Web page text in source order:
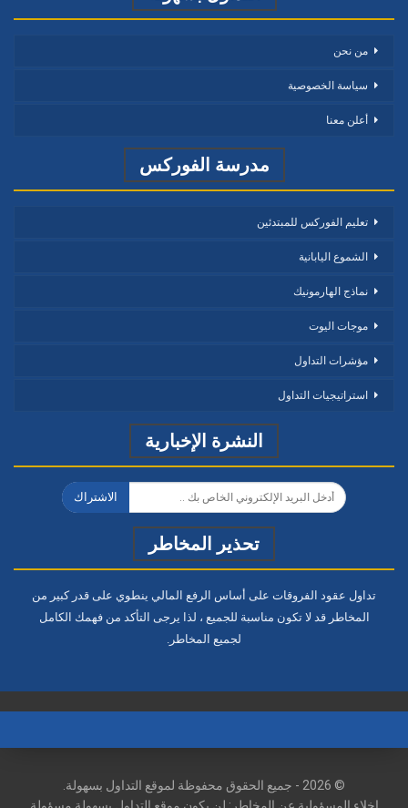
من نحن
سياسة الخصوصية
أعلن معنا
مدرسة الفوركس
تعليم الفوركس للمبتدئين
الشموع اليابانية
نماذج الهارمونيك
موجات اليوت
مؤشرات التداول
استراتيجيات التداول
النشرة الإخبارية
الاشتراك
تحذير المخاطر
تداول عقود الفروقات على أساس الرفع المالي ينطوي على قدر كبير من
المخاطر قد لا تكون مناسبة للجميع ، لذا يرجى التأكد من فهمك الكامل
لجميع المخاطر.
© 2026 - جميع الحقوق محفوظة لموقع التداول بسهولة.